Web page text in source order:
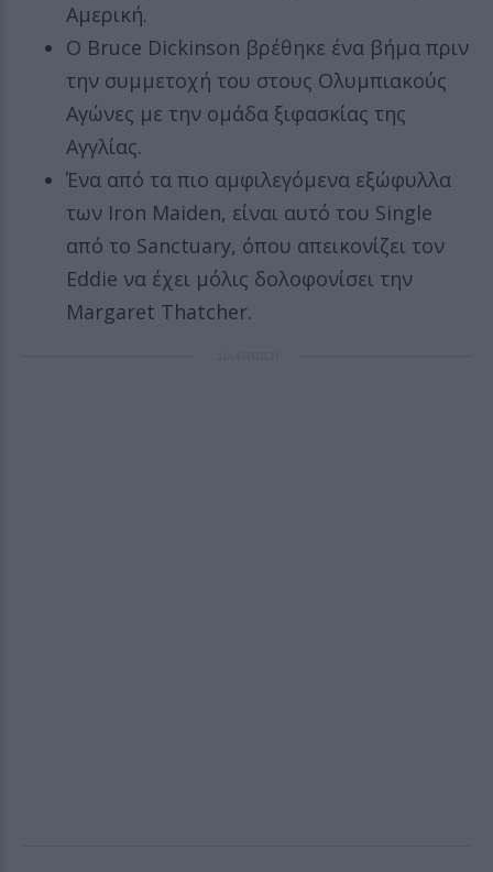
Αμερική.
Ο Bruce Dickinson βρέθηκε ένα βήμα πριν
την συμμετοχή του στους Ολυμπιακούς
Αγώνες με την ομάδα ξιφασκίας της
Αγγλίας.
Ένα από τα πιο αμφιλεγόμενα εξώφυλλα
των Iron Maiden, είναι αυτό του Single
από το Sanctuary, όπου απεικονίζει τον
Eddie να έχει μόλις δολοφονίσει την
Margaret Thatcher.